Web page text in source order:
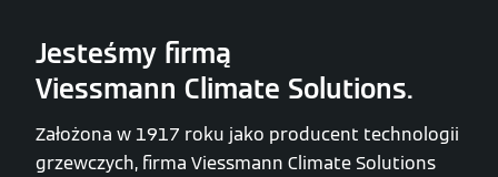
Jesteśmy firmą
Viessmann Climate Solutions.
Założona w 1917 roku jako producent technologii
grzewczych, firma Viessmann Climate Solutions